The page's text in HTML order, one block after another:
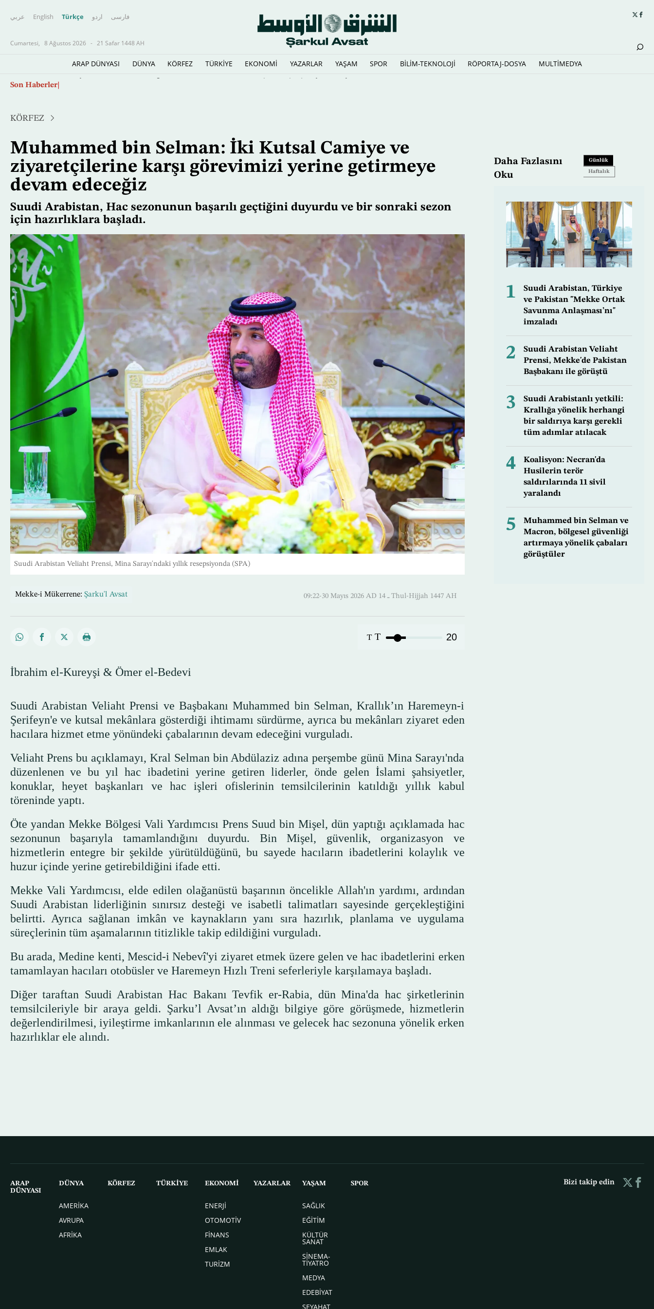
عربي English Türkçe اردو فارسى
Cumartesi, 8 Ağustos 2026 - 21 Safar 1448 AH
ARAP DÜNYASI DÜNYA KÖRFEZ TÜRKİYE EKONOMİ YAZARLAR YAŞAM SPOR BİLİM-TEKNOLOJİ RÖPORTAJ-DOSYA MULTİMEDYA
Ana
Son Haberler
KÖRFEZ
Muhammed bin Selman: İki Kutsal Camiye ve
ziyaretçilerine karşı görevimizi yerine getirmeye
devam edeceğiz
Suudi Arabistan, Hac sezonunun başarılı geçtiğini duyurdu ve bir sonraki sezon
için hazırlıklara başladı.
Suudi Arabistan Veliaht Prensi, Mina Sarayı'ndaki yıllık resepsiyonda (SPA)
Mekke-i Mükerrene: Şarku'l Avsat 09:22-30 Mayıs 2026 AD ـ 14 Thul-Hijjah 1447 AH
T T 20
İbrahim el-Kureyşi & Ömer el-Bedevi
Suudi Arabistan Veliaht Prensi ve Başbakanı Muhammed bin Selman, Krallık’ın Haremeyn-i
Şerifeyn'e ve kutsal mekânlara gösterdiği ihtimamı sürdürme, ayrıca bu mekânları ziyaret eden
hacılara hizmet etme yönündeki çabalarının devam edeceğini vurguladı.
Veliaht Prens bu açıklamayı, Kral Selman bin Abdülaziz adına perşembe günü Mina Sarayı'nda
düzenlenen ve bu yıl hac ibadetini yerine getiren liderler, önde gelen İslami şahsiyetler,
konuklar, heyet başkanları ve hac işleri ofislerinin temsilcilerinin katıldığı yıllık kabul
töreninde yaptı.
Öte yandan Mekke Bölgesi Vali Yardımcısı Prens Suud bin Mişel, dün yaptığı açıklamada hac
sezonunun başarıyla tamamlandığını duyurdu. Bin Mişel, güvenlik, organizasyon ve
hizmetlerin entegre bir şekilde yürütüldüğünü, bu sayede hacıların ibadetlerini kolaylık ve
huzur içinde yerine getirebildiğini ifade etti.
Mekke Vali Yardımcısı, elde edilen olağanüstü başarının öncelikle Allah'ın yardımı, ardından
Suudi Arabistan liderliğinin sınırsız desteği ve isabetli talimatları sayesinde gerçekleştiğini
belirtti. Ayrıca sağlanan imkân ve kaynakların yanı sıra hazırlık, planlama ve uygulama
süreçlerinin tüm aşamalarının titizlikle takip edildiğini vurguladı.
Bu arada, Medine kenti, Mescid-i Nebevî'yi ziyaret etmek üzere gelen ve hac ibadetlerini erken
tamamlayan hacıları otobüsler ve Haremeyn Hızlı Treni seferleriyle karşılamaya başladı.
Diğer taraftan Suudi Arabistan Hac Bakanı Tevfik er-Rabia, dün Mina'da hac şirketlerinin
temsilcileriyle bir araya geldi. Şarku’l Avsat’ın aldığı bilgiye göre görüşmede, hizmetlerin
değerlendirilmesi, iyileştirme imkanlarının ele alınması ve gelecek hac sezonuna yönelik erken
hazırlıklar ele alındı.
Daha Fazlasını
Oku
Günlük
Haftalık
1
Suudi Arabistan, Türkiye
ve Pakistan "Mekke Ortak
Savunma Anlaşması’nı"
imzaladı
2
Suudi Arabistan Veliaht
Prensi, Mekke'de Pakistan
Başbakanı ile görüştü
3
Suudi Arabistanlı yetkili:
Krallığa yönelik herhangi
bir saldırıya karşı gerekli
tüm adımlar atılacak
4
Koalisyon: Necran'da
Husilerin terör
saldırılarında 11 sivil
yaralandı
5
Muhammed bin Selman ve
Macron, bölgesel güvenliği
artırmaya yönelik çabaları
görüştüler
ARAP
DÜNYASI
DÜNYA
AMERİKA
AVRUPA
AFRİKA
KÖRFEZ TÜRKİYE EKONOMİ
ENERJİ
OTOMOTİV
FİNANS
EMLAK
TURİZM
YAZARLAR YAŞAM
SAĞLIK
EĞİTİM
KÜLTÜR
SANAT
SİNEMA-
TİYATRO
MEDYA
EDEBİYAT
SEYAHAT
SPOR Bizi takip edin